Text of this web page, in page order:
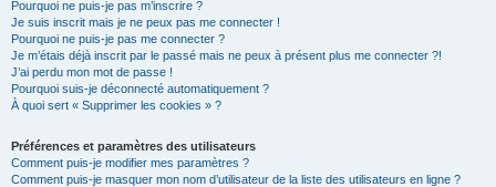
Pourquoi ne puis-je pas m’inscrire ?
Je suis inscrit mais je ne peux pas me connecter !
Pourquoi ne puis-je pas me connecter ?
Je m’étais déjà inscrit par le passé mais ne peux à présent plus me connecter ?!
J’ai perdu mon mot de passe !
Pourquoi suis-je déconnecté automatiquement ?
À quoi sert « Supprimer les cookies » ?
Préférences et paramètres des utilisateurs
Comment puis-je modifier mes paramètres ?
Comment puis-je masquer mon nom d’utilisateur de la liste des utilisateurs en ligne ?